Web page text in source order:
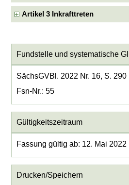
Artikel 3 Inkrafttreten
Fundstelle und systematische
SächsGVBl. 2022 Nr. 16, S. 290
Fsn-Nr.: 55
Gültigkeitszeitraum
Fassung gültig ab: 12. Mai 2022
Drucken/Speichern